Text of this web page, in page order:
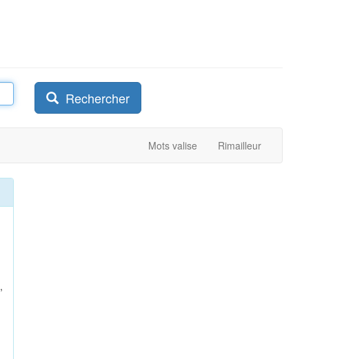
Rechercher
Mots valise Rimailleur
,